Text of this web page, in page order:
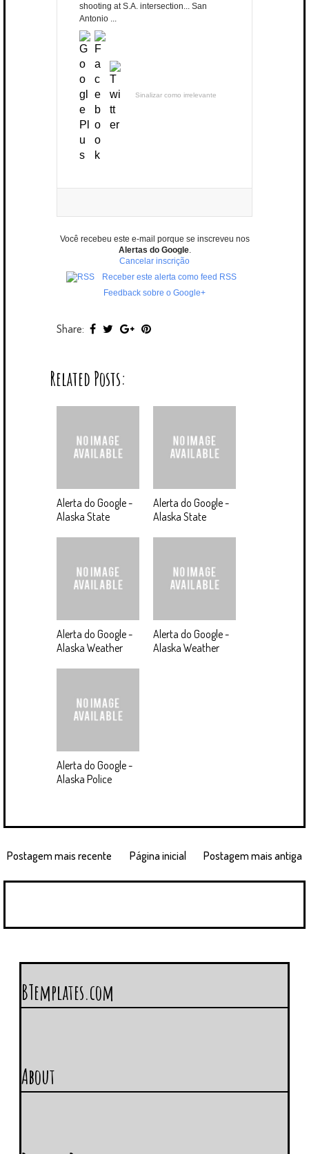
shooting at S.A. intersection... San
Antonio ...
Sinalizar como irrelevante
Você recebeu este e-mail porque se inscreveu nos
Alertas do Google.
Cancelar inscrição
Receber este alerta como feed RSS
Feedback sobre o Google+
Share:
Related Posts:
Alerta do Google -
Alaska State
Alerta do Google -
Alaska State
Alerta do Google -
Alaska Weather
Alerta do Google -
Alaska Weather
Alerta do Google -
Alaska Police
Postagem mais recente Postagem mais antiga
Página inicial
BTemplates.com
About